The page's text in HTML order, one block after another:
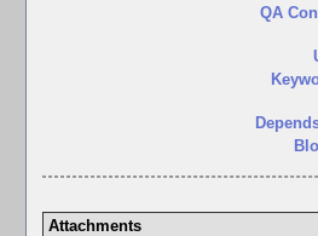
QA
Attachments